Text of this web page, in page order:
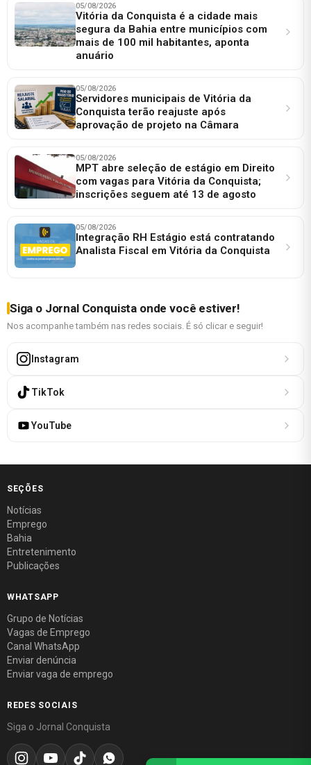
05/08/2026
Vitória da Conquista é a cidade mais
segura da Bahia entre municípios com
mais de 100 mil habitantes, aponta
anuário
05/08/2026
Servidores municipais de Vitória da
Conquista terão reajuste após
aprovação de projeto na Câmara
05/08/2026
MPT abre seleção de estágio em Direito
com vagas para Vitória da Conquista;
inscrições seguem até 13 de agosto
05/08/2026
Integração RH Estágio está contratando
Analista Fiscal em Vitória da Conquista
Siga o Jornal Conquista onde você estiver!
Nos acompanhe também nas redes sociais. É só clicar e seguir!
Instagram
TikTok
YouTube
SEÇÕES
Notícias
Emprego
Bahia
Entretenimento
Publicações
WHATSAPP
Grupo de Notícias
Vagas de Emprego
Canal WhatsApp
Enviar denúncia
Enviar vaga de emprego
REDES SOCIAIS
Siga o Jornal Conquista